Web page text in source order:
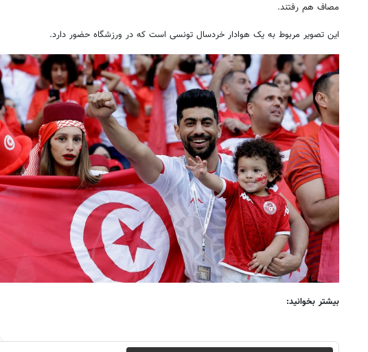
مصاف هم رفتند.
این تصویر مربوط به یک هوادار خردسال تونسی است که در ورزشگاه حضور دارد.
بیشتر بخوانید: